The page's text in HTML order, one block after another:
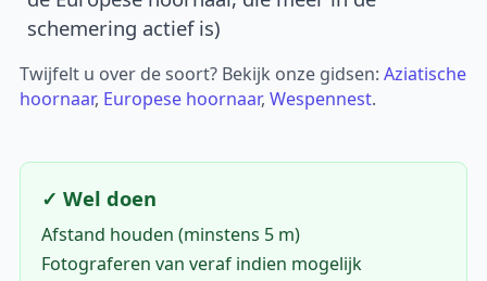
schemering actief is)
Twijfelt u over de soort? Bekijk onze gidsen:Aziatische
hoornaar, Europese hoornaar,Wespennest.
✓ Wel doen
Afstand houden (minstens 5 m)
Fotograferen van veraf indien mogelijk